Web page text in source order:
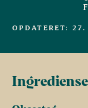
OPDATERET: